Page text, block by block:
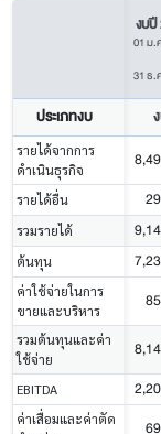
งบ
01 ม.
31 ธ.
ประเภทงบ
รายได้จากการ
ดำเนินธุรกิจ
รายได้อื่น
รวมรายได้
ต้นทุน
ค่าใช้จ่ายในการ
ขายและบริหาร
รวมต้นทุนและค่า
ใช้จ่าย
EBITDA
ค่าเสื่อมและค่าตัด